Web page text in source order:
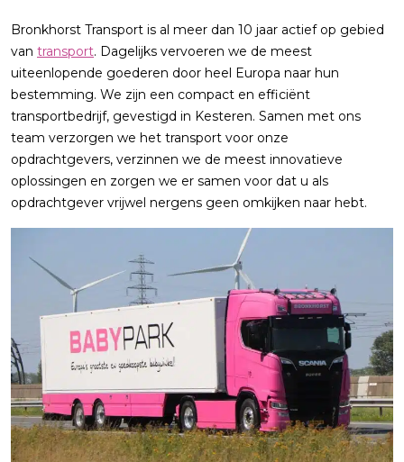
Bronkhorst Transport is al meer dan 10 jaar actief op gebied
van transport. Dagelijks vervoeren we de meest
uiteenlopende goederen door heel Europa naar hun
bestemming. We zijn een compact en efficiënt
transportbedrijf, gevestigd in Kesteren. Samen met ons
team verzorgen we het transport voor onze
opdrachtgevers, verzinnen we de meest innovatieve
oplossingen en zorgen we er samen voor dat u als
opdrachtgever vrijwel nergens geen omkijken naar hebt.